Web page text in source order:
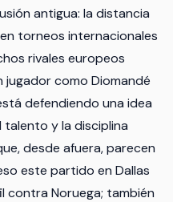
antigua: la distancia
torneos internacionales
rivales europeos
jugador como Diomandé
defendiendo una idea
y la disciplina
desde afuera, parecen
este partido en Dallas
contra Noruega; también